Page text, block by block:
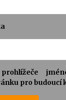
pro budoucí